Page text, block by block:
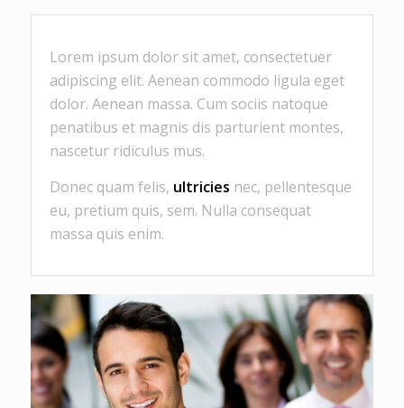
Lorem ipsum dolor sit amet, consectetuer
adipiscing elit. Aenean commodo ligula eget
dolor. Aenean massa. Cum sociis natoque
penatibus et magnis dis parturient montes,
nascetur ridiculus mus.
Donec quam felis, ultricies nec, pellentesque
eu, pretium quis, sem. Nulla consequat
massa quis enim.